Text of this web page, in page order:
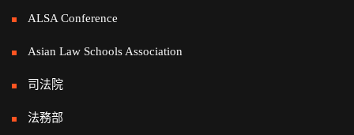
ALSA Conference
Asian Law Schools Association
司法院
法務部